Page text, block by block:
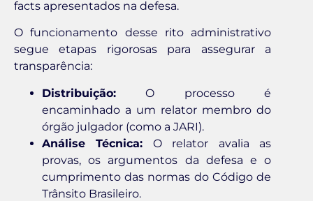
facts apresentados na defesa.
O funcionamento desse rito administrativo
segue etapas rigorosas para assegurar a
transparência:
Distribuição: O processo é
encaminhado a um relator membro do
órgão julgador (como a JARI).
Análise Técnica: O relator avalia as
provas, os argumentos da defesa e o
cumprimento das normas do Código de
Trânsito Brasileiro.